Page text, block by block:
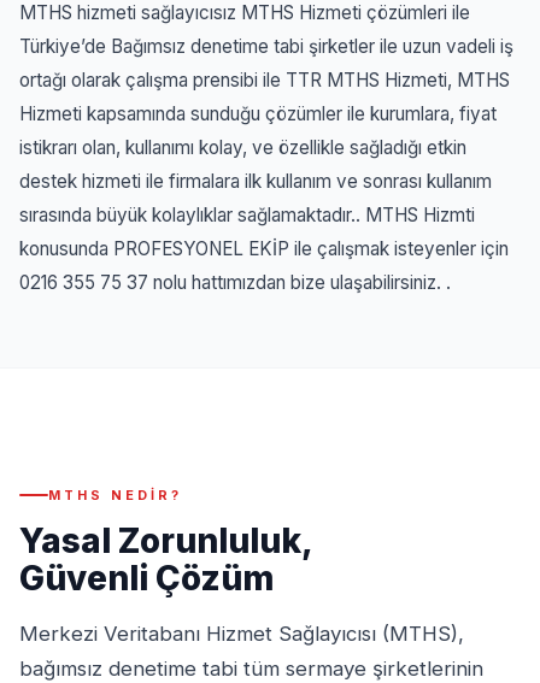
MTHS hizmeti sağlayıcısız MTHS Hizmeti çözümleri ile
Türkiye’de Bağımsız denetime tabi şirketler ile uzun vadeli iş
ortağı olarak çalışma prensibi ile TTR MTHS Hizmeti, MTHS
Hizmeti kapsamında sunduğu çözümler ile kurumlara, fiyat
istikrarı olan, kullanımı kolay, ve özellikle sağladığı etkin
destek hizmeti ile firmalara ilk kullanım ve sonrası kullanım
sırasında büyük kolaylıklar sağlamaktadır.. MTHS Hizmti
konusunda PROFESYONEL EKİP ile çalışmak isteyenler için
0216 355 75 37 nolu hattımızdan bize ulaşabilirsiniz. .
MTHS NEDIR?
Yasal Zorunluluk,
Güvenli Çözüm
Merkezi Veritabanı Hizmet Sağlayıcısı (MTHS),
bağımsız denetime tabi tüm sermaye şirketlerinin